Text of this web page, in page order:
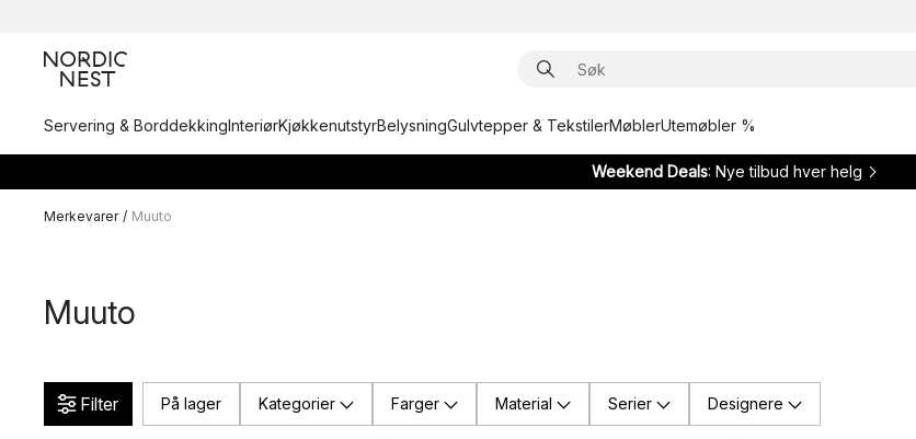
Servering & BorddekkingInteriørKjøkkenutstyrBelysningGulvtepper & TekstilerMøblerUtemøbler %
Weekend Deals: Nye tilbud hver helg
Merkevarer / Muuto
Muuto
Filter På lager Kategorier Farger Material Serier Designere